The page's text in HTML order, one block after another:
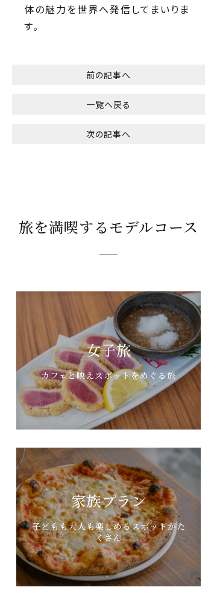
体の魅力を世界へ発信してまいりま
す。
前の記事へ
一覧へ戻る
次の記事へ
旅を満喫するモデルコース
女子旅
カフェと映えスポットをめぐる旅
家族プラン
子どもも大人も楽しめるスポットがた
くさん